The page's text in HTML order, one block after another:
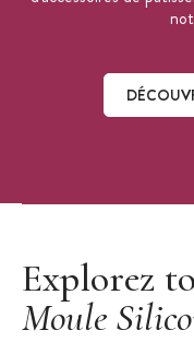
Explorez
Moule